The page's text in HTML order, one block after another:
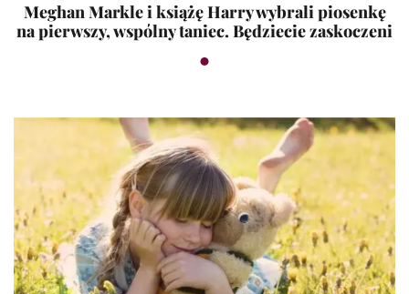
Meghan Markle i książę Harry wybrali piosenkę
na pierwszy, wspólny taniec. Będziecie zaskoczeni